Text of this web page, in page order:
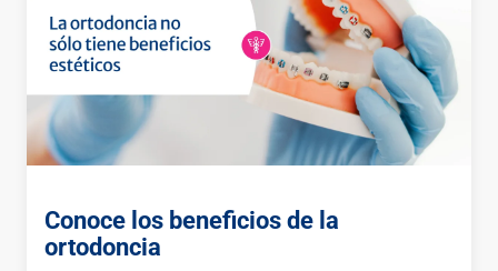
Conoce los beneficios de la
ortodoncia